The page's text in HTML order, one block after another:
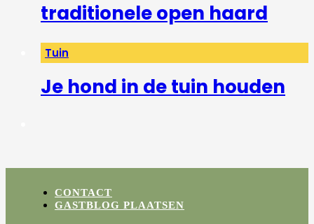
traditionele open haard
Tuin
Je hond in de tuin houden
CONTACT
GASTBLOG PLAATSEN